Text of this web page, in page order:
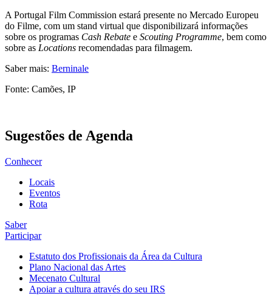
A Portugal Film Commission estará presente no Mercado Europeu
do Filme, com um stand virtual que disponibilizará informações
sobre os programas Cash Rebate e Scouting Programme, bem como
sobre as Locations recomendadas para filmagem.
Saber mais: Berninale
Fonte: Camões, IP
Sugestões de Agenda
Conhecer
Locais
Eventos
Rota
Saber
Participar
Estatuto dos Profissionais da Área da Cultura
Plano Nacional das Artes
Mecenato Cultural
Apoiar a cultura através do seu IRS